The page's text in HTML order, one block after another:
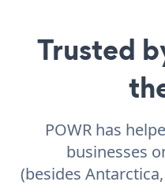
Trusted
POWR has
businesses
(besides